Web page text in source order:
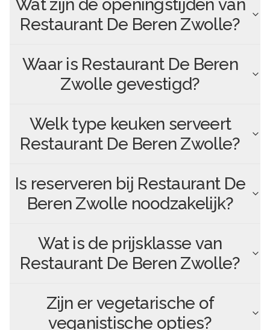
Wat zijn de openingstijden van
Restaurant De Beren Zwolle?
Waar is Restaurant De Beren
Zwolle gevestigd?
Welk type keuken serveert
Restaurant De Beren Zwolle?
Is reserveren bij Restaurant De
Beren Zwolle noodzakelijk?
Wat is de prijsklasse van
Restaurant De Beren Zwolle?
Zijn er vegetarische of
veganistische opties?